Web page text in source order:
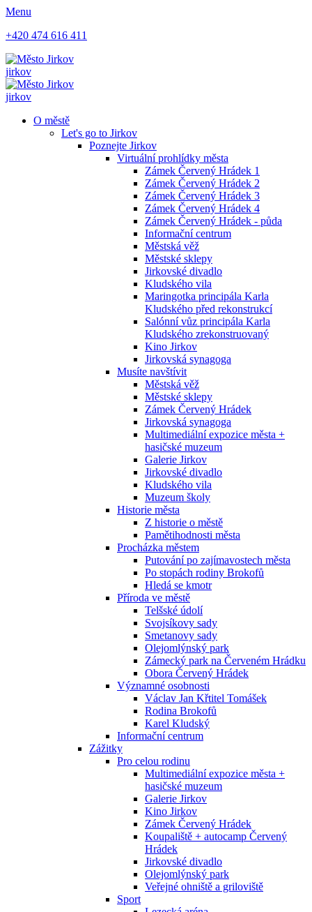
Menu
+420 474 616 411
jirkov
jirkov
O městě
Let's go to Jirkov
Poznejte Jirkov
Virtuální prohlídky města
Zámek Červený Hrádek 1
Zámek Červený Hrádek 2
Zámek Červený Hrádek 3
Zámek Červený Hrádek 4
Zámek Červený Hrádek - půda
Informační centrum
Městská věž
Městské sklepy
Jirkovské divadlo
Kludského vila
Maringotka principála Karla
Kludského před rekonstrukcí
Salónní vůz principála Karla
Kludského zrekonstruovaný
Kino Jirkov
Jirkovská synagoga
Musíte navštívit
Městská věž
Městské sklepy
Zámek Červený Hrádek
Jirkovská synagoga
Multimediální expozice města +
hasičské muzeum
Galerie Jirkov
Jirkovské divadlo
Kludského vila
Muzeum školy
Historie města
Z historie o městě
Pamětihodnosti města
Procházka městem
Putování po zajímavostech města
Po stopách rodiny Brokofů
Hledá se kmotr
Příroda ve městě
Telšské údolí
Svojsíkovy sady
Smetanovy sady
Olejomlýnský park
Zámecký park na Červeném Hrádku
Obora Červený Hrádek
Významné osobnosti
Václav Jan Křtitel Tomášek
Rodina Brokofů
Karel Kludský
Informační centrum
Zážitky
Pro celou rodinu
Multimediální expozice města +
hasičské muzeum
Galerie Jirkov
Kino Jirkov
Zámek Červený Hrádek
Koupaliště + autocamp Červený
Hrádek
Jirkovské divadlo
Olejomlýnský park
Veřejné ohniště a griloviště
Sport